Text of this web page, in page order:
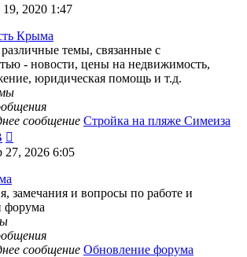
к
сообщению
2020 1:47
Крыма
темы, связанные с
- новости, цены на недвижимость,
юридическая помощь и т.д.
сообщение Стройка на пляже Симеиза
к
последнему
27, 2026 6:05
замечания и вопросы по работе и
форума
сообщение Обновление форума